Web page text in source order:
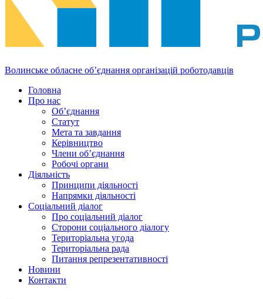
Волинське обласне об’єднання організацій роботодавців
Головна
Про нас
Об’єднання
Статут
Мета та завдання
Керівництво
Члени об’єднання
Робочі органи
Діяльність
Принципи діяльності
Напрямки діяльності
Соціальний діалог
Про соціальний діалог
Сторони соціального діалогу
Територіальна угода
Територіальна рада
Питання репрезентативності
Новини
Контакти